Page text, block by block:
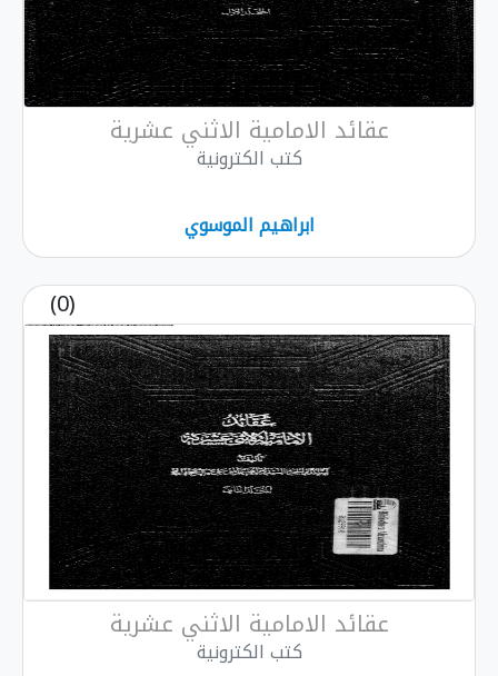
عقائد الامامية الاثني عشرية
كتب الكترونية
ابراهيم الموسوي
(0)
عقائد الامامية الاثني عشرية
كتب الكترونية